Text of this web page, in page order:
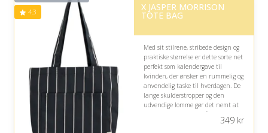
4.3 X JASPER MORRISON
TOTE BAG
Med sit stilrene, stribede design og
praktiske størrelse er dette sorte net
perfekt som kalendergave til
kvinden, der ønsker en rummelig og
anvendelig taske til hverdagen. De
lange skulderstropper og den
udvendige lomme gør det nemt at
bære og organisere småting. 349kr